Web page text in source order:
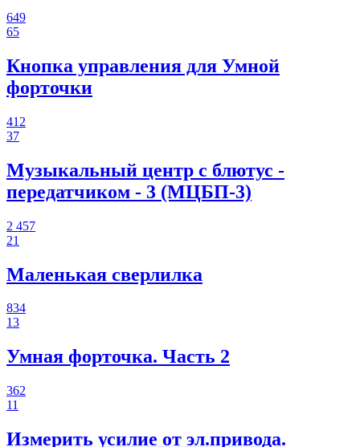
649
65
Кнопка управления для Умной
форточки
412
37
Музыкальный центр с блютус -
передатчиком - 3 (МЦБП-3)
2 457
21
Маленькая сверлилка
834
13
Умная форточка. Часть 2
362
11
Измерить усилие от эл.привода.